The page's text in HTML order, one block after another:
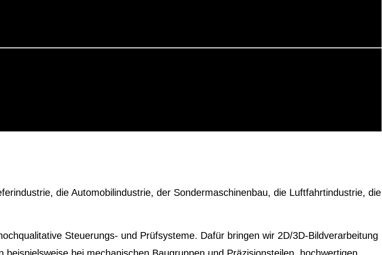
die Automobilindustrie, der Sondermaschinenbau, die Luftfahrtindustrie, die
Steuerungs- und Prüfsysteme. Dafür bringen wir 2D/3D-Bildverarbeitung